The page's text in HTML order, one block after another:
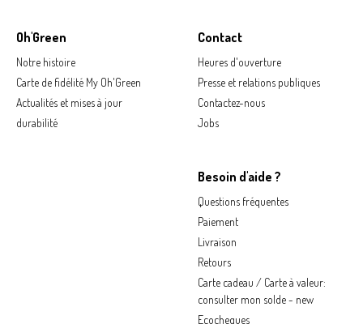
Oh'Green
Notre histoire
Carte de fidélité My Oh'Green
Actualités et mises à jour
durabilité
Contact
Heures d'ouverture
Presse et relations publiques
Contactez-nous
Jobs
Besoin d'aide ?
Questions fréquentes
Paiement
Livraison
Retours
Carte cadeau / Carte à valeur:
consulter mon solde - new
Ecocheques